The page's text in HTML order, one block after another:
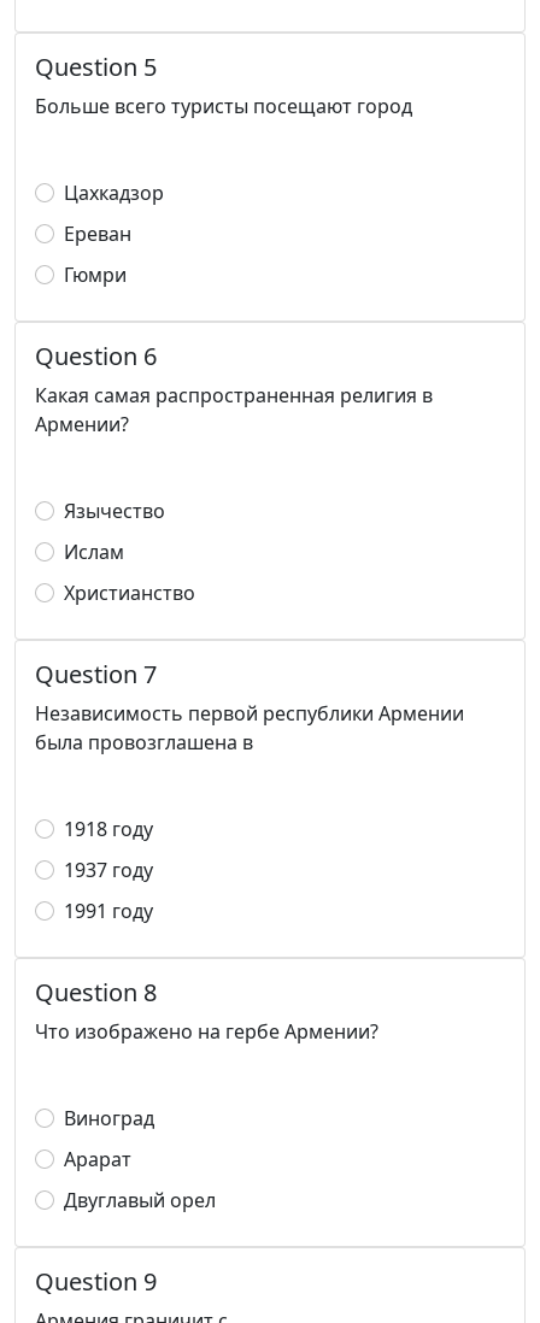
Question 5
Больше всего туристы посещают город
Цахкадзор
Ереван
Гюмри
Question 6
Какая самая распространенная религия в
Армении?
Язычество
Ислам
Христианство
Question 7
Независимость первой республики Армении
была провозглашена в
1918 году
1937 году
1991 году
Question 8
Что изображено на гербе Армении?
Виноград
Арарат
Двуглавый орел
Question 9